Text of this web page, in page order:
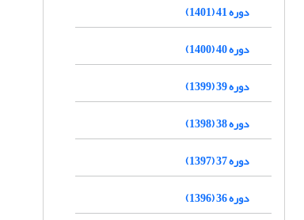
دوره 41 (1401)
دوره 40 (1400)
دوره 39 (1399)
دوره 38 (1398)
دوره 37 (1397)
دوره 36 (1396)